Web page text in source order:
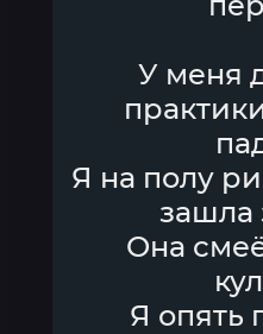
У меня
Я на полу
зашла
Она
Я опять